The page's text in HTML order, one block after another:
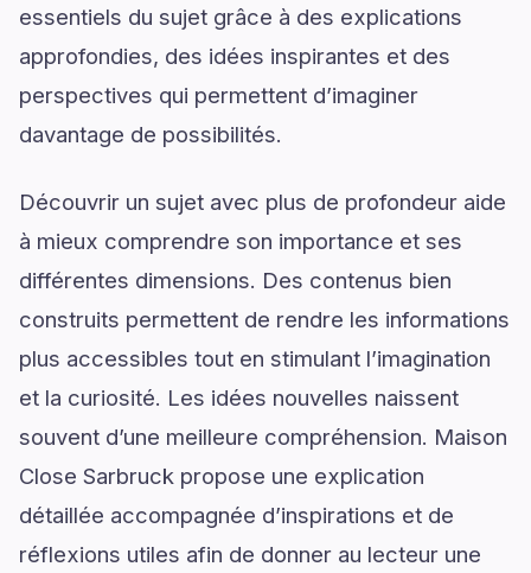
essentiels du sujet grâce à des explications
approfondies, des idées inspirantes et des
perspectives qui permettent d’imaginer
davantage de possibilités.
Découvrir un sujet avec plus de profondeur aide
à mieux comprendre son importance et ses
différentes dimensions. Des contenus bien
construits permettent de rendre les informations
plus accessibles tout en stimulant l’imagination
et la curiosité. Les idées nouvelles naissent
souvent d’une meilleure compréhension. Maison
Close Sarbruck propose une explication
détaillée accompagnée d’inspirations et de
réflexions utiles afin de donner au lecteur une